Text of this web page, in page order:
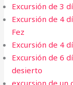
Excursión de 3
Excursión de 4
Fez
Excursión de 4
Excursión de 6
desierto
excursion de un